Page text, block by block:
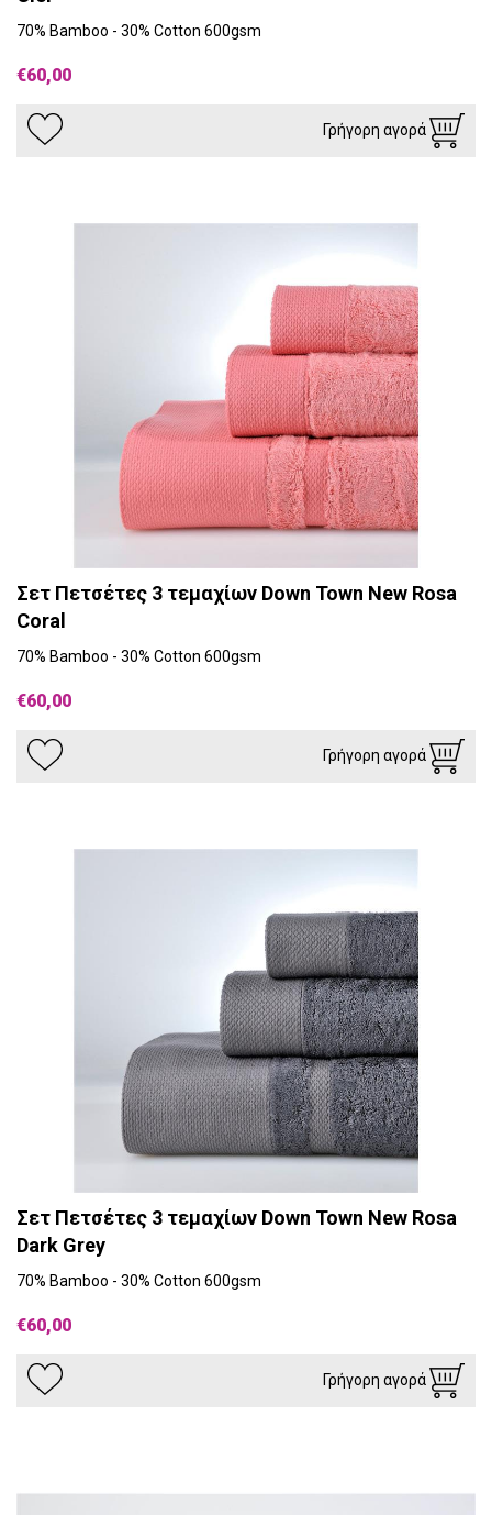
70% Bamboo - 30% Cotton 600gsm
€60,00
Γρήγορη αγορά
Σετ Πετσέτες 3 τεμαχίων Down Town New Rosa
Coral
70% Bamboo - 30% Cotton 600gsm
€60,00
Γρήγορη αγορά
Σετ Πετσέτες 3 τεμαχίων Down Town New Rosa
Dark Grey
70% Bamboo - 30% Cotton 600gsm
€60,00
Γρήγορη αγορά